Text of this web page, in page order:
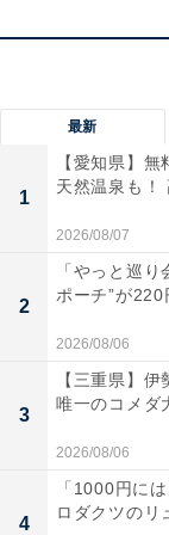
群で、助手席か
画などを車内の
も付いており、
ドライブの質を
ユーザーから
快適」と好評
少し大変」と
い人や、正確
は、おすすめ
最新
1
【愛知県】
天然温泉も！
2026/08/07
2
「やっと巡
ポーチ”が220
2026/08/06
3
【三重県】
唯一のコメダ
2026/08/06
4
「1000円に
ロダクツのリ